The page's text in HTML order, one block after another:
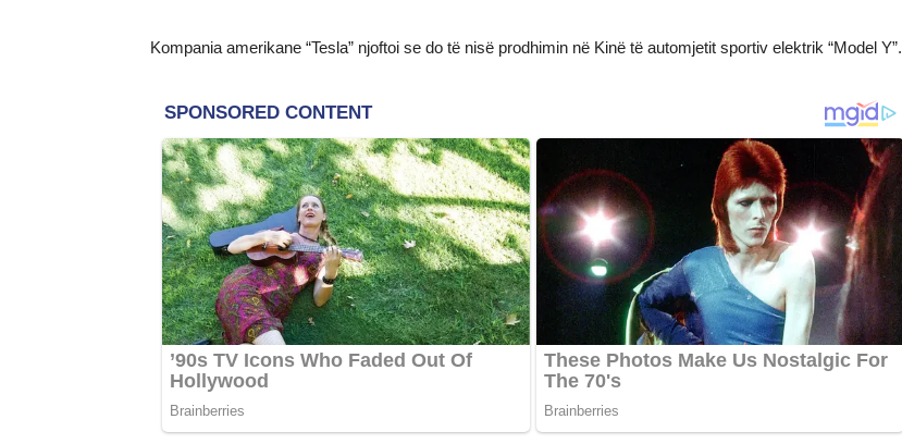
Kompania amerikane “Tesla” njoftoi se do të nisë prodhimin në Kinë të automjetit sportiv elektrik “Model Y”.